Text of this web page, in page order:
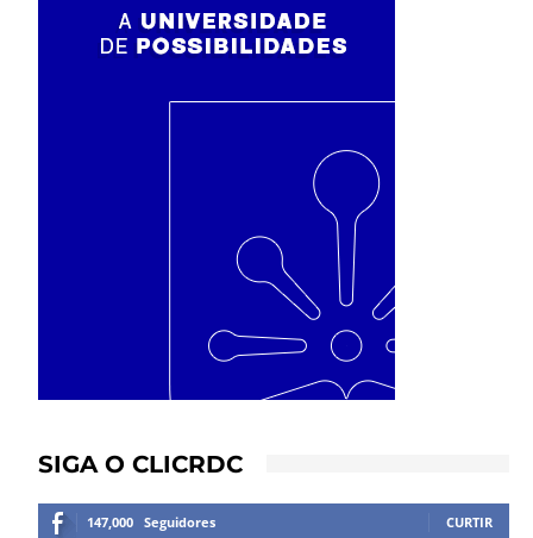
SIGA O CLICRDC
147,000 Seguidores CURTIR